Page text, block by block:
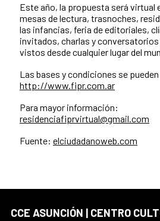
Este año, la propuesta será virtual
mesas de lectura, trasnoches,
las infancias, feria de editoriales,
invitados, charlas y conversatorios
vistos desde cualquier lugar del
Las bases y condiciones se
http://www.fipr.com.ar
Para mayor información:
residenciafiprvirtual@gmail.com
Fuente: elciudadanoweb.com
CCE ASUNCIÓN | CENTRO